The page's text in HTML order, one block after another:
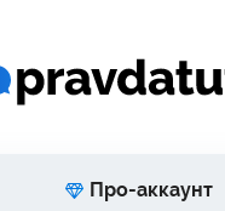
Про-аккаунт